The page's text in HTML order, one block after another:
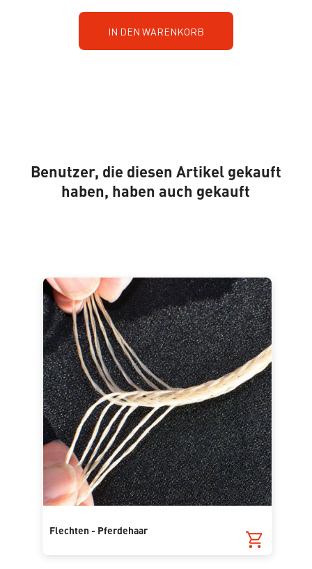
IN DEN WARENKORB
Benutzer, die diesen Artikel gekauft
haben, haben auch gekauft
Flechten - Pferdehaar